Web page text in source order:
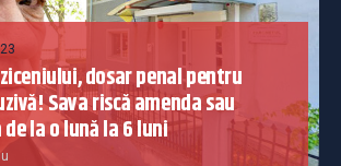
dosar penal pentru
Sava riscă amenda sau
la o lună la 6 luni